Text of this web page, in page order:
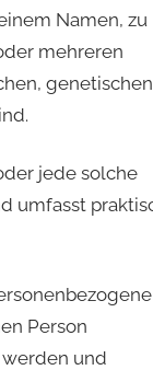
Namen, zu
mehreren
jede solche
umfasst
Person
und